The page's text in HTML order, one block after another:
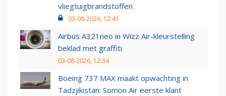
vliegtuigbrandstoffen
03-08-2026, 12:41
Airbus A321neo in Wizz Air-kleurstelling
beklad met graffiti
03-08-2026, 12:34
Boeing 737 MAX maakt opwachting in
Tadzjikistan: Somon Air eerste klant